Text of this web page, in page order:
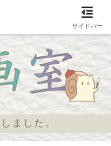
ました。
サイドバー